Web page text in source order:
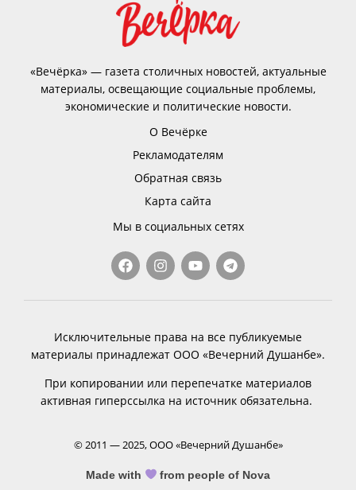
«Вечёрка» — газета столичных новостей, актуальные
материалы, освещающие социальные проблемы,
экономические и политические новости.
О Вечёрке
Рекламодателям
Обратная связь
Карта сайта
Мы в социальных сетях
Исключительные права на все публикуемые
материалы принадлежат ООО «Вечерний Душанбе».
При копировании или перепечатке материалов
активная гиперссылка на источник обязательна.
© 2011 — 2025, ООО «Вечерний Душанбе»
Made with from people of Nova